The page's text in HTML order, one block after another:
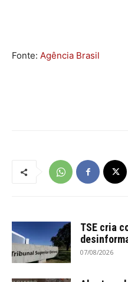
Fonte: Agência Brasil
TSE cria
07/08/2026